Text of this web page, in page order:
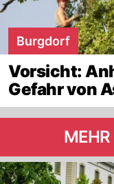
Burgdorf
Vorsicht:
Gefahr von